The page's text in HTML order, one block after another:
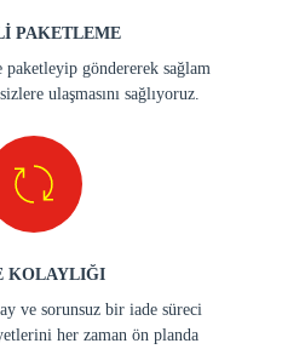
PAKETLEME
göndererek sağlam
ulaşmasını sağlıyoruz.
KOLAYLIĞI
ve sorunsuz bir iade süreci
her zaman ön planda